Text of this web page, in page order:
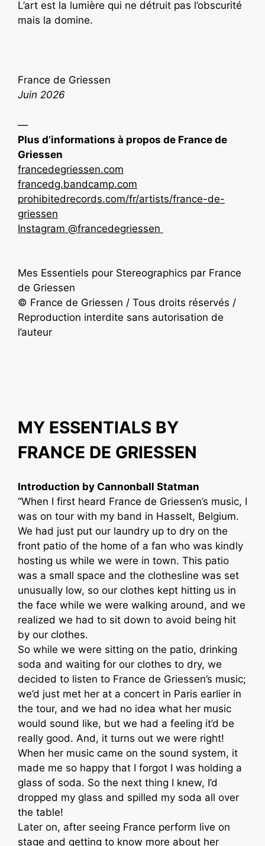
L’art est la lumière qui ne détruit pas l’obscurité
mais la domine.
France de Griessen
Juin 2026
—
Plus d’informations à propos de France de
Griessen
francedegriessen.com
francedg.bandcamp.com
prohibitedrecords.com/fr/artists/france-de-
griessen
Instagram @francedegriessen
Mes Essentiels pour Stereographics par France
de Griessen
© France de Griessen / Tous droits réservés /
Reproduction interdite sans autorisation de
l’auteur
MY ESSENTIALS BY
FRANCE DE GRIESSEN
Introduction by Cannonball Statman
“When I first heard France de Griessen’s music, I
was on tour with my band in Hasselt, Belgium.
We had just put our laundry up to dry on the
front patio of the home of a fan who was kindly
hosting us while we were in town. This patio
was a small space and the clothesline was set
unusually low, so our clothes kept hitting us in
the face while we were walking around, and we
realized we had to sit down to avoid being hit
by our clothes.
So while we were sitting on the patio, drinking
soda and waiting for our clothes to dry, we
decided to listen to France de Griessen’s music;
we’d just met her at a concert in Paris earlier in
the tour, and we had no idea what her music
would sound like, but we had a feeling it’d be
really good. And, it turns out we were right!
When her music came on the sound system, it
made me so happy that I forgot I was holding a
glass of soda. So the next thing I knew, I’d
dropped my glass and spilled my soda all over
the table!
Later on, after seeing France perform live on
stage and getting to know more about her